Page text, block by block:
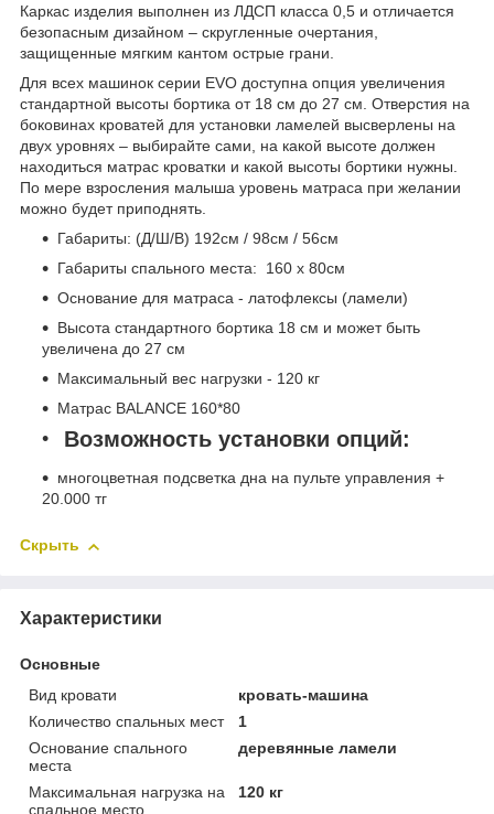
Каркас изделия выполнен из ЛДСП класса 0,5 и отличается
безопасным дизайном – скругленные очертания,
защищенные мягким кантом острые грани.
Для всех машинок серии EVO доступна опция увеличения
стандартной высоты бортика от 18 см до 27 см. Отверстия на
боковинах кроватей для установки ламелей высверлены на
двух уровнях – выбирайте сами, на какой высоте должен
находиться матрас кроватки и какой высоты бортики нужны.
По мере взросления малыша уровень матраса при желании
можно будет приподнять.
Габариты: (Д/Ш/В) 192см / 98см / 56см
Габариты спального места: 160 х 80см
Основание для матраса - латофлексы (ламели)
Высота стандартного бортика 18 см и может быть
увеличена до 27 см
Максимальный вес нагрузки - 120 кг
Матрас BALANCE 160*80
Возможность установки опций:
многоцветная подсветка дна на пульте управления +
20.000 тг
Скрыть
Характеристики
Основные
Вид кровати
кровать-машина
Количество спальных мест
1
Основание спального
места
деревянные ламели
Максимальная нагрузка на
спальное место
120 кг